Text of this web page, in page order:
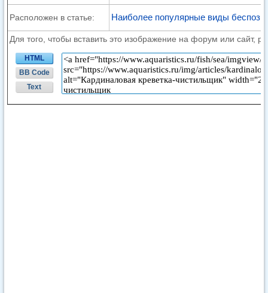
Расположен в статье: Наиболее популярные виды
Для того, чтобы вставить это изображение на форум или сайт,
HTML
BB Code
Text